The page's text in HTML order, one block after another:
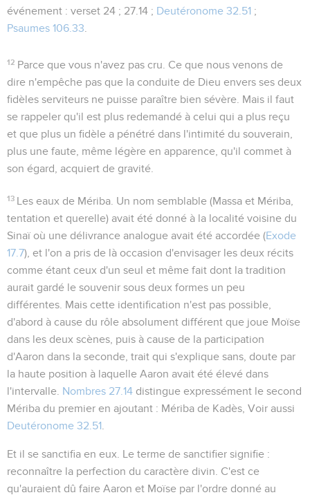
événement : verset 24 ; 27.14 ; Deutéronome 32.51 ;
Psaumes 106.33
12 Parce que vous n'avez pas cru . Ce que nous venons de
dire n'empêche pas que la conduite de Dieu envers ses deux
fidèles serviteurs ne puisse paraître bien sévère. Mais il faut
se rappeler qu'il est plus redemandé à celui qui a plus reçu
et que plus un fidèle a pénétré dans l'intimité du souverain,
plus une faute, même légère en apparence, qu'il commet à
son égard, acquiert de gravité.
13 Les eaux de Mériba . Un nom semblable (Massa et Mériba,
tentation et querelle) avait été donné à la localité voisine du
Sinaï où une délivrance analogue avait été accordée (Exode
17.7), et l'on a pris de là occasion d'envisager les deux récits
comme étant ceux d'un seul et même fait dont la tradition
aurait gardé le souvenir sous deux formes un peu
différentes. Mais cette identification n'est pas possible,
d'abord à cause du rôle absolument différent que joue Moïse
dans les deux scènes, puis à cause de la participation
d'Aaron dans la seconde, trait qui s'explique sans, doute par
la haute position à laquelle Aaron avait été élevé dans
l'intervalle. Nombres 27.14 distingue expressément le second
Mériba du premier en ajoutant : Mériba de Kadès , Voir aussi
Deutéronome 32.51
Et il se sanctifia en eux . Le terme de sanctifier signifie :
reconnaître la perfection du caractère divin. C'est ce
qu'auraient dû faire Aaron et Moïse par l'ordre donné au